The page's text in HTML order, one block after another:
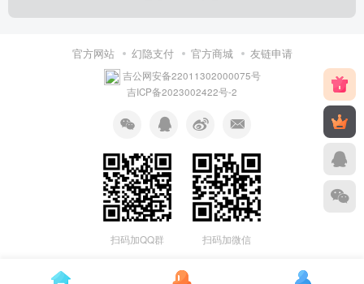
官方网站 幻隐支付 官方商城 友链申请
吉公网安备22011302000075号
吉ICP备2023002422号-2
扫码加QQ群 扫码加微信